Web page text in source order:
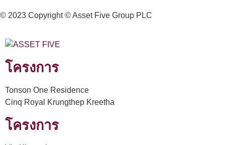
© 2023 Copyright © Asset Five Group PLC
โครงการ
Tonson One Residence
Cinq Royal Krungthep Kreetha
โครงการ